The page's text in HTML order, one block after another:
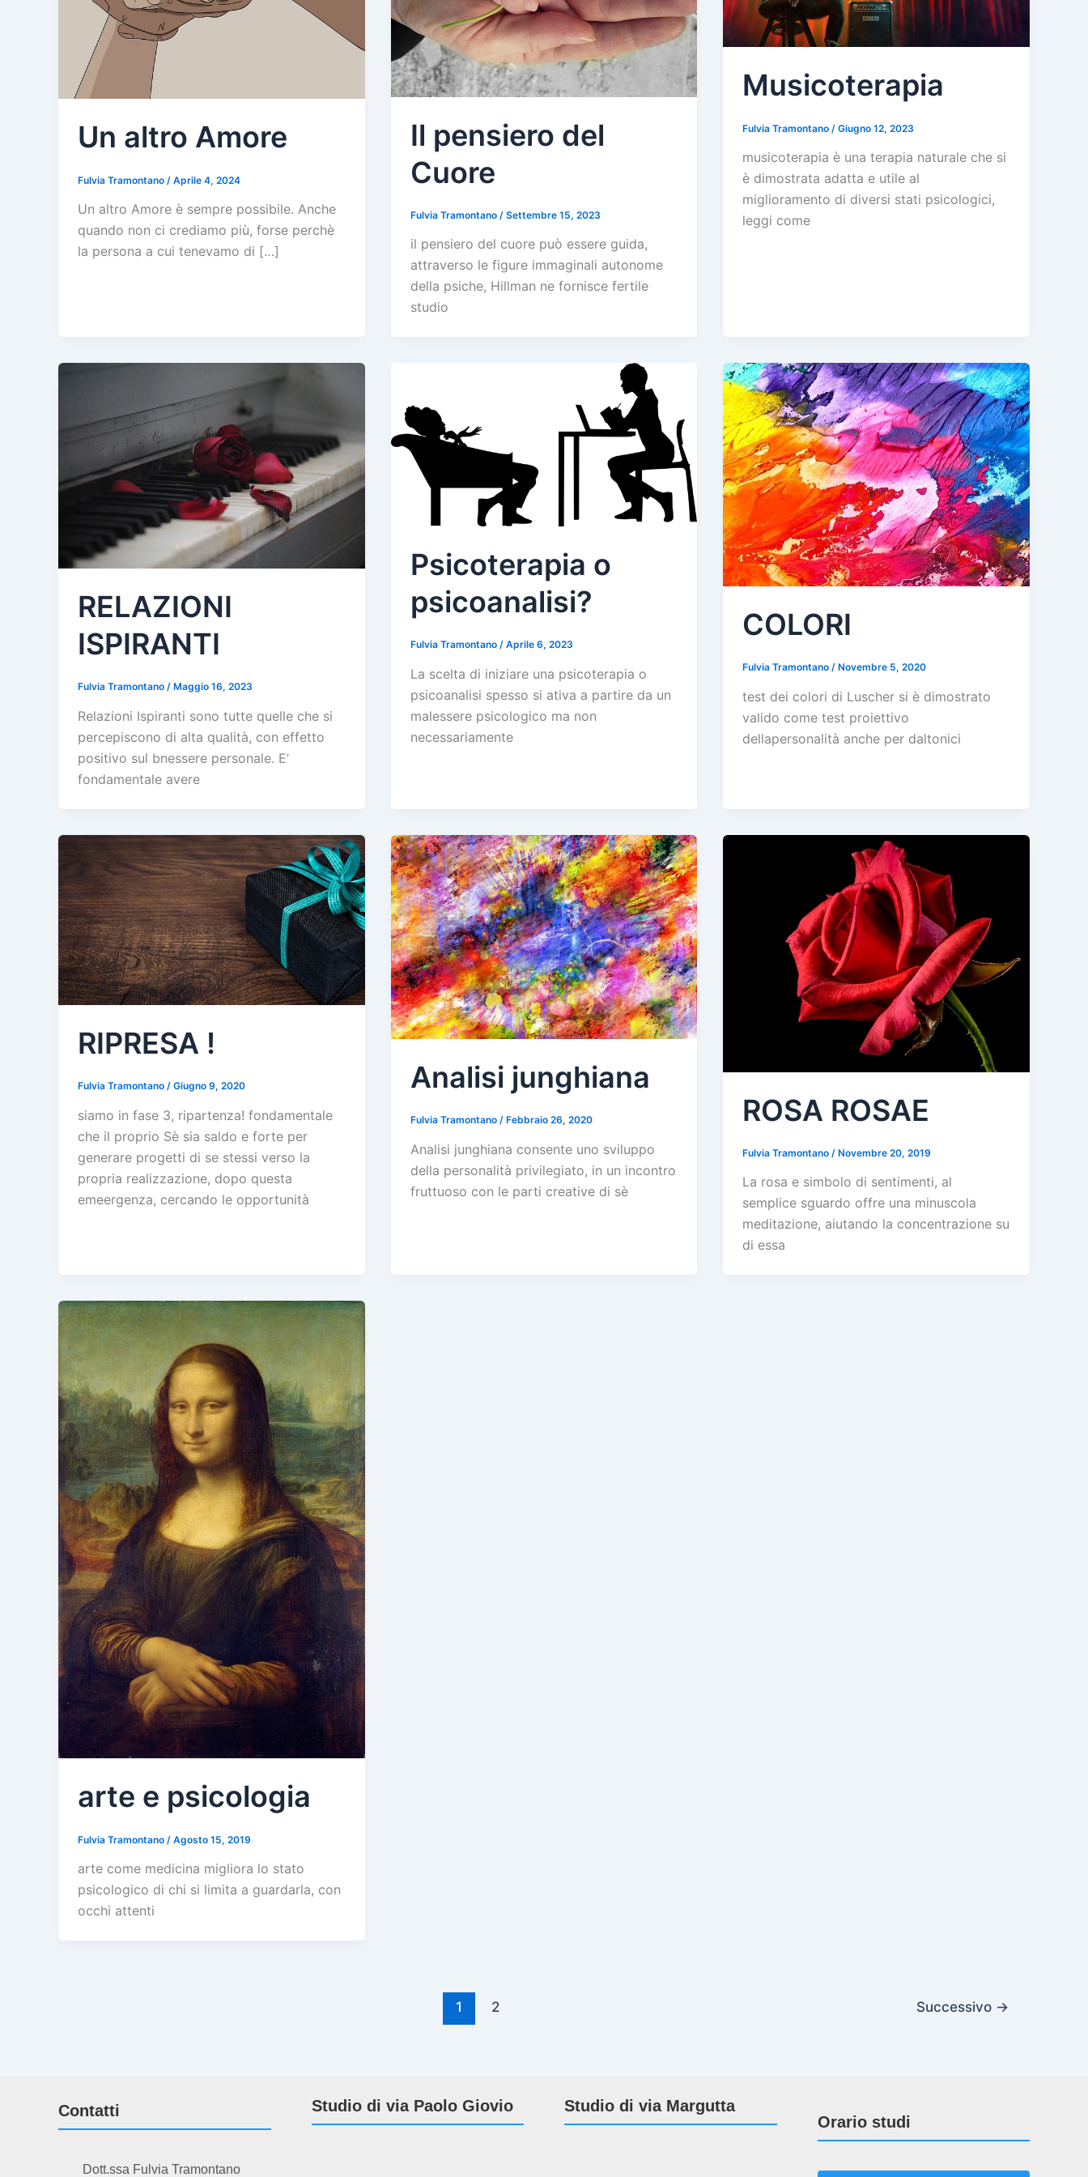
Un altro Amore
Fulvia Tramontano / Aprile 4, 2024
Un altro Amore è sempre possibile. Anche
quando non ci crediamo più, forse perchè
la persona a cui tenevamo di […]
Il pensiero del
Cuore
Fulvia Tramontano / Settembre 15, 2023
il pensiero del cuore può essere guida,
attraverso le figure immaginali autonome
della psiche, Hillman ne fornisce fertile
studio
Musicoterapia
Fulvia Tramontano /Giugno 12, 2023
musicoterapia è una terapia naturale che si
è dimostrata adatta e utile al
miglioramento di diversi stati psicologici,
leggi come
RELAZIONI
ISPIRANTI
Fulvia Tramontano / Maggio 16, 2023
Relazioni Ispiranti sono tutte quelle che si
percepiscono di alta qualità, con effetto
positivo sul bnessere personale. E’
fondamentale avere
Psicoterapia o
psicoanalisi?
Fulvia Tramontano / Aprile 6, 2023
La scelta di iniziare una psicoterapia o
psicoanalisi spesso si ativa a partire da un
malessere psicologico ma non
necessariamente
COLORI
Fulvia Tramontano/Novembre 5, 2020
test dei colori di Luscher si è dimostrato
valido come test proiettivo
dellapersonalità anche per daltonici
RIPRESA !
Fulvia Tramontano / Giugno 9, 2020
siamo in fase 3, ripartenza! fondamentale
che il proprio Sè sia saldo e forte per
generare progetti di se stessi verso la
propria realizzazione, dopo questa
emeergenza, cercando le opportunità
Analisi junghiana
Fulvia Tramontano / Febbraio 26, 2020
Analisi junghiana consente uno sviluppo
della personalità privilegiato, in un incontro
fruttuoso con le parti creative di sè
ROSA ROSAE
Fulvia Tramontano/Novembre 20, 2019
La rosa e simbolo di sentimenti, al
semplice sguardo offre una minuscola
meditazione, aiutando la concentrazione su
di essa
arte e psicologia
Fulvia Tramontano / Agosto 15, 2019
arte come medicina migliora lo stato
psicologico di chi si limita a guardarla, con
occhi attenti
1 2 Successivo →
Contatti
Dott.ssa Fulvia Tramontano
Studio di via Paolo Giovio
Studio di via Margutta
Orario studi